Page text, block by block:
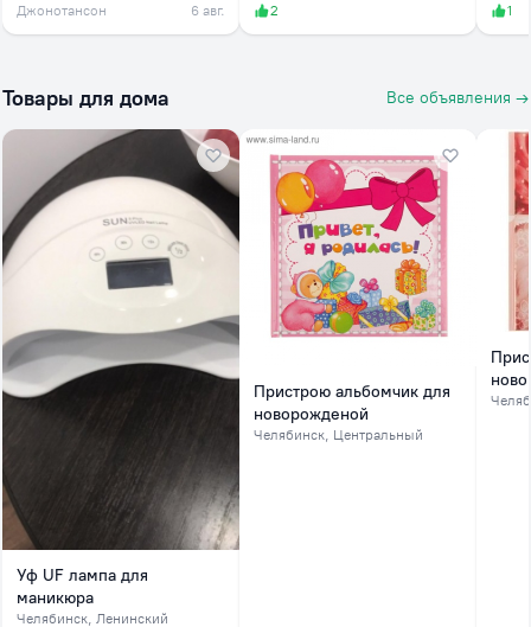
Джонотансон 6 авг.
2
1
Товары для дома Все объявления →
Уф UF лампа для
маникюра
Челябинск, Ленинский
Пристрою альбомчик для
новорожденой
Челябинск, Центральный